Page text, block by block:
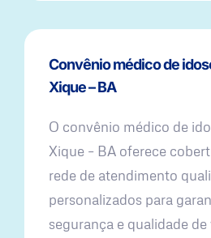
Convênio médico de
Xique – BA
O convênio médico de
Xique – BA oferece
rede de atendimento
personalizados para
segurança e qualidade de